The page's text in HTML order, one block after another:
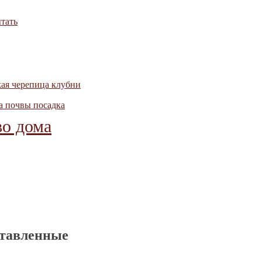
черепица клубни
почвы посадка
дома